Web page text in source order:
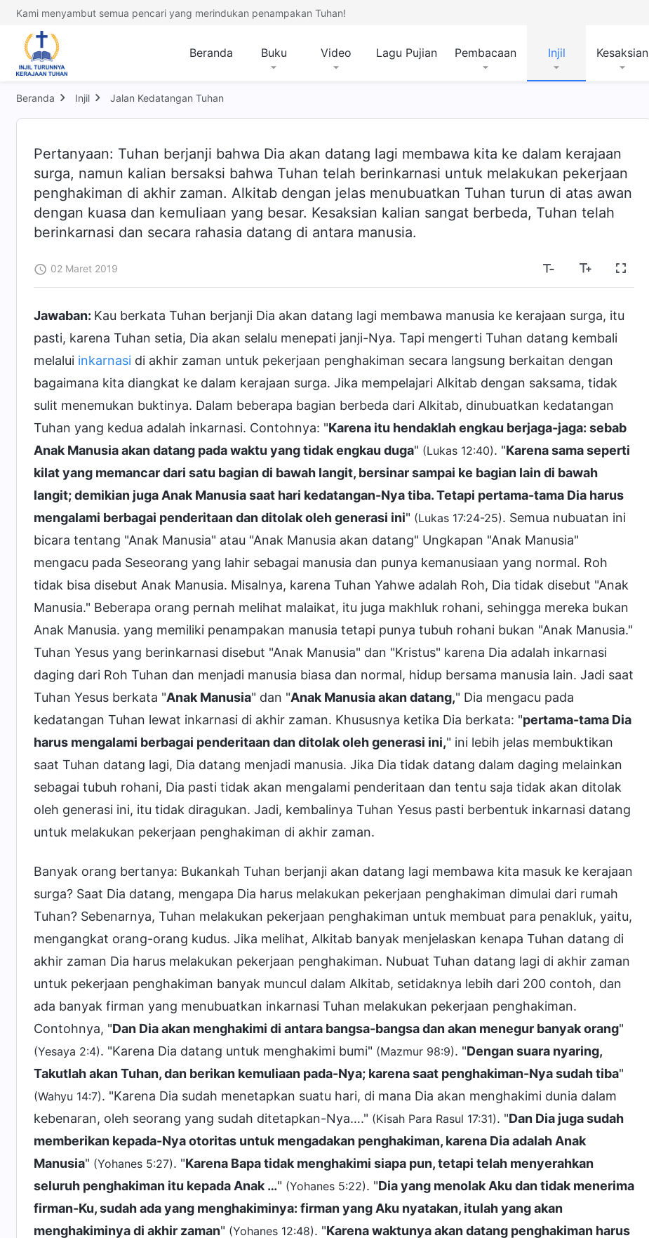
Kami menyambut semua pencari yang merindukan penampakan Tuhan!
Beranda Buku Video Lagu Pujian Pembacaan Injil Kesaksian
Beranda Injil Jalan Kedatangan Tuhan
Pertanyaan: Tuhan berjanji bahwa Dia akan datang lagi membawa kita ke dalam kerajaan
surga, namun kalian bersaksi bahwa Tuhan telah berinkarnasi untuk melakukan pekerjaan
penghakiman di akhir zaman. Alkitab dengan jelas menubuatkan Tuhan turun di atas awan
dengan kuasa dan kemuliaan yang besar. Kesaksian kalian sangat berbeda, Tuhan telah
berinkarnasi dan secara rahasia datang di antara manusia.
02 Maret 2019
Jawaban: Kau berkata Tuhan berjanji Dia akan datang lagi membawa manusia ke kerajaan surga, itu
pasti, karena Tuhan setia, Dia akan selalu menepati janji-Nya. Tapi mengerti Tuhan datang kembali
melalui inkarnasi di akhir zaman untuk pekerjaan penghakiman secara langsung berkaitan dengan
bagaimana kita diangkat ke dalam kerajaan surga. Jika mempelajari Alkitab dengan saksama, tidak
sulit menemukan buktinya. Dalam beberapa bagian berbeda dari Alkitab, dinubuatkan kedatangan
Tuhan yang kedua adalah inkarnasi. Contohnya: "Karena itu hendaklah engkau berjaga-jaga: sebab
Anak Manusia akan datang pada waktu yang tidak engkau duga" (Lukas 12:40). "Karena sama seperti
kilat yang memancar dari satu bagian di bawah langit, bersinar sampai ke bagian lain di bawah
langit; demikian juga Anak Manusia saat hari kedatangan-Nya tiba. Tetapi pertama-tama Dia harus
mengalami berbagai penderitaan dan ditolak oleh generasi ini" (Lukas 17:24-25). Semua nubuatan ini
bicara tentang "Anak Manusia" atau "Anak Manusia akan datang" Ungkapan "Anak Manusia"
mengacu pada Seseorang yang lahir sebagai manusia dan punya kemanusiaan yang normal. Roh
tidak bisa disebut Anak Manusia. Misalnya, karena Tuhan Yahwe adalah Roh, Dia tidak disebut "Anak
Manusia." Beberapa orang pernah melihat malaikat, itu juga makhluk rohani, sehingga mereka bukan
Anak Manusia. yang memiliki penampakan manusia tetapi punya tubuh rohani bukan "Anak Manusia."
Tuhan Yesus yang berinkarnasi disebut "Anak Manusia" dan "Kristus" karena Dia adalah inkarnasi
daging dari Roh Tuhan dan menjadi manusia biasa dan normal, hidup bersama manusia lain. Jadi saat
Tuhan Yesus berkata "Anak Manusia" dan "Anak Manusia akan datang," Dia mengacu pada
kedatangan Tuhan lewat inkarnasi di akhir zaman. Khususnya ketika Dia berkata: "pertama-tama Dia
harus mengalami berbagai penderitaan dan ditolak oleh generasi ini," ini lebih jelas membuktikan
saat Tuhan datang lagi, Dia datang menjadi manusia. Jika Dia tidak datang dalam daging melainkan
sebagai tubuh rohani, Dia pasti tidak akan mengalami penderitaan dan tentu saja tidak akan ditolak
oleh generasi ini, itu tidak diragukan. Jadi, kembalinya Tuhan Yesus pasti berbentuk inkarnasi datang
untuk melakukan pekerjaan penghakiman di akhir zaman.
Banyak orang bertanya: Bukankah Tuhan berjanji akan datang lagi membawa kita masuk ke kerajaan
surga? Saat Dia datang, mengapa Dia harus melakukan pekerjaan penghakiman dimulai dari rumah
Tuhan? Sebenarnya, Tuhan melakukan pekerjaan penghakiman untuk membuat para penakluk, yaitu,
mengangkat orang-orang kudus. Jika melihat, Alkitab banyak menjelaskan kenapa Tuhan datang di
akhir zaman Dia harus melakukan pekerjaan penghakiman. Nubuat Tuhan datang lagi di akhir zaman
untuk pekerjaan penghakiman banyak muncul dalam Alkitab, setidaknya lebih dari 200 contoh, dan
ada banyak firman yang menubuatkan inkarnasi Tuhan melakukan pekerjaan penghakiman.
Contohnya, "Dan Dia akan menghakimi di antara bangsa-bangsa dan akan menegur banyak orang"
(Yesaya 2:4). "Karena Dia datang untuk menghakimi bumi" (Mazmur 98:9). "Dengan suara nyaring,
Takutlah akan Tuhan, dan berikan kemuliaan pada-Nya; karena saat penghakiman-Nya sudah tiba"
(Wahyu 14:7). "Karena Dia sudah menetapkan suatu hari, di mana Dia akan menghakimi dunia dalam
kebenaran, oleh seorang yang sudah ditetapkan-Nya…." (Kisah Para Rasul 17:31). "Dan Dia juga sudah
memberikan kepada-Nya otoritas untuk mengadakan penghakiman, karena Dia adalah Anak
Manusia" (Yohanes 5:27). "Karena Bapa tidak menghakimi siapa pun, tetapi telah menyerahkan
seluruh penghakiman itu kepada Anak …" (Yohanes 5:22). "Dia yang menolak Aku dan tidak menerima
firman-Ku, sudah ada yang menghakiminya: firman yang Aku nyatakan, itulah yang akan
menghakiminya di akhir zaman" (Yohanes 12:48). "Karena waktunya akan datang penghakiman harus